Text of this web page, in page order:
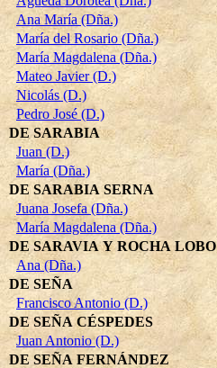
Ana María (Dña.)
María del Rosario (Dña.)
María Magdalena (Dña.)
Mateo Javier (D.)
Nicolás (D.)
Pedro José (D.)
DE SARABIA
Juan (D.)
María (Dña.)
DE SARABIA SERNA
Juana Josefa (Dña.)
María Magdalena (Dña.)
DE SARAVIA Y ROCHA LOBO
Ana (Dña.)
DE SEÑA
Francisco Antonio (D.)
DE SEÑA CÉSPEDES
Juan Antonio (D.)
DE SEÑA FERNÁNDEZ